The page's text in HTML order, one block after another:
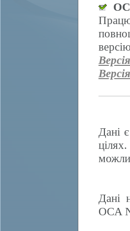
Дані
Дані
OCA